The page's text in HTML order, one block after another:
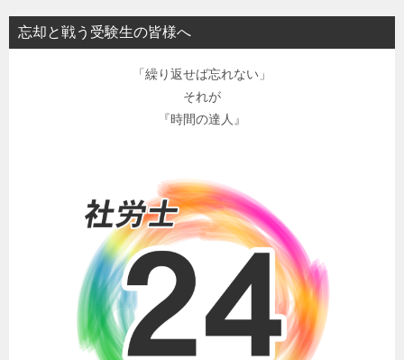
忘却と戦う受験生の皆様へ
「繰り返せば忘れない」
それが
『時間の達人』